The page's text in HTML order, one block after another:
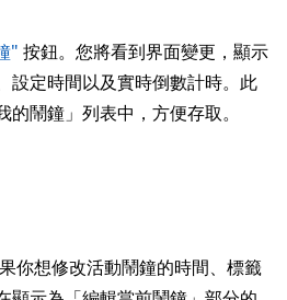
" 按鈕。您將看到界面變更，顯示
設定時間以及實時倒數計時。此
鬧鐘」列表中，方便存取。
你想修改活動鬧鐘的時間、標籤